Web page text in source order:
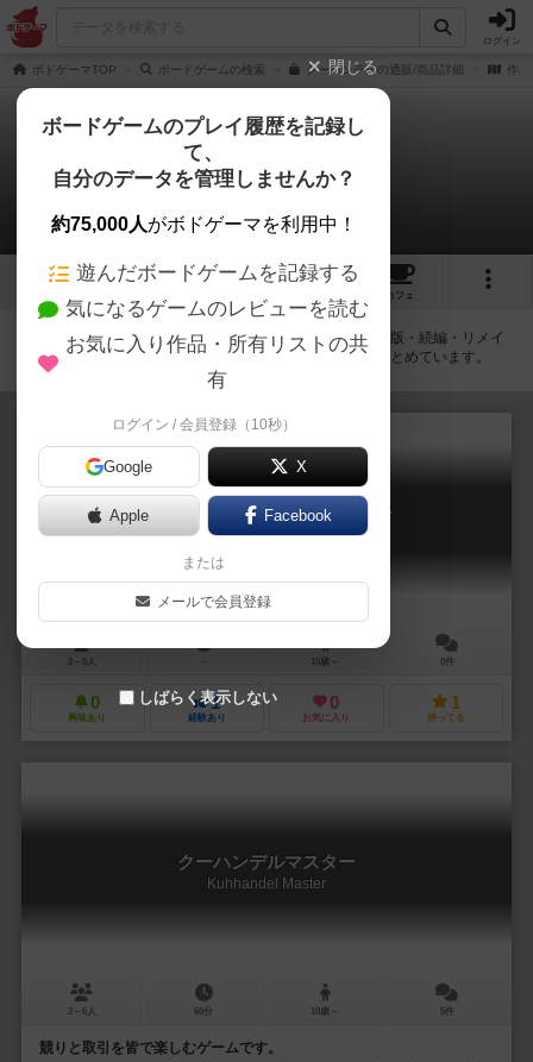
ログイン
ボドゲーマTOP ボードゲームの検索 クーハンデルの通販/商品詳細 作品
クーハンデル
拡張/関連作品 2件
2 6
カフェ
クーハンデルに紐付いているボードゲーム一覧です。拡張版・続編・リメイ
ク版などの同じシリーズを中心に、関連性の強い作品をまとめています。
クーハンデル・フェスティバル
Kuhhandel: Festival
2～5人 － 10歳～ 0件
0
興味あり
1
経験あり
0
お気に入り
1
持ってる
クーハンデルマスター
Kuhhandel Master
2～6人 60分 10歳～ 5件
競りと取引を皆で楽しむゲームです。
閉じる
ボードゲームのプレイ履歴を記録し
て、
自分のデータを管理しませんか？
約75,000人がボドゲーマを利用中！
遊んだボードゲームを記録する
気になるゲームのレビューを読む
お気に入り作品・所有リストの共
有
ログイン / 会員登録（10秒）
Google X
Apple Facebook
または
メールで会員登録
しばらく表示しない